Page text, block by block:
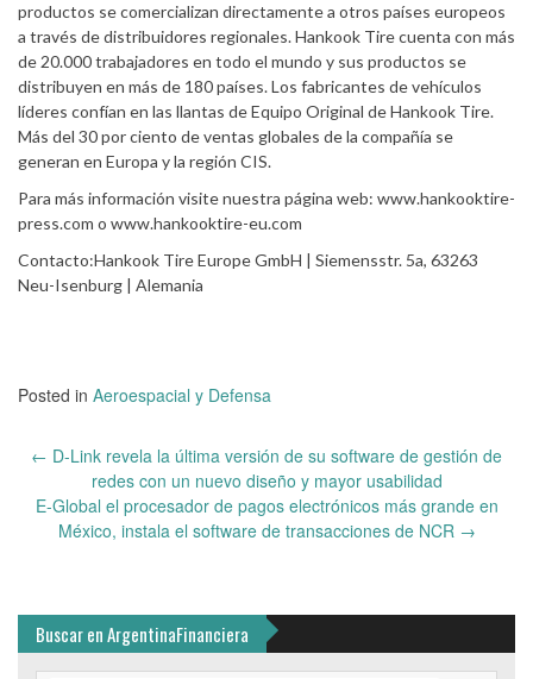
productos se comercializan directamente a otros países europeos
a través de distribuidores regionales. Hankook Tire cuenta con más
de 20.000 trabajadores en todo el mundo y sus productos se
distribuyen en más de 180 países. Los fabricantes de vehículos
líderes confían en las llantas de Equipo Original de Hankook Tire.
Más del 30 por ciento de ventas globales de la compañía se
generan en Europa y la región CIS.
Para más información visite nuestra página web: www.hankooktire-
press.com o www.hankooktire-eu.com
Contacto:Hankook Tire Europe GmbH | Siemensstr. 5a, 63263
Neu-Isenburg | Alemania
Posted in Aeroespacial y Defensa
Post
navigation
← D-Link revela la última versión de su software de gestión de
redes con un nuevo diseño y mayor usabilidad
E-Global el procesador de pagos electrónicos más grande en
México, instala el software de transacciones de NCR →
Buscar en ArgentinaFinanciera